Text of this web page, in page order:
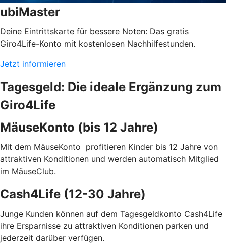
ubiMaster
Deine Eintrittskarte für bessere Noten: Das gratis
Giro4Life-Konto mit kostenlosen Nachhilfestunden.
Jetzt informieren
Tagesgeld: Die ideale Ergänzung zum
Giro4Life
MäuseKonto (bis 12 Jahre)
Mit dem MäuseKonto profitieren Kinder bis 12 Jahre von
attraktiven Konditionen und werden automatisch Mitglied
im MäuseClub.
Cash4Life (12-30 Jahre)
Junge Kunden können auf dem Tagesgeldkonto Cash4Life
ihre Ersparnisse zu attraktiven Konditionen parken und
jederzeit darüber verfügen.